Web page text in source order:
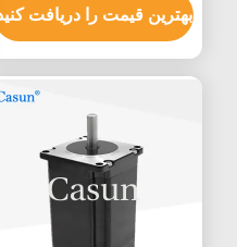
بهترین قیمت را دریافت کنید